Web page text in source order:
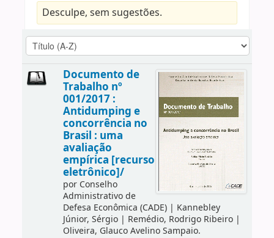
Desculpe, sem sugestões.
Documento de
Trabalho nº
001/2017 :
Antidumping e
concorrência no
Brasil : uma
avaliação
empírica [recurso
eletrônico]/
por Conselho
Administrativo de
Defesa Econômica (CADE)| Kannebley
Júnior, Sérgio| Remédio, Rodrigo Ribeiro|
Oliveira, Glauco Avelino Sampaio.